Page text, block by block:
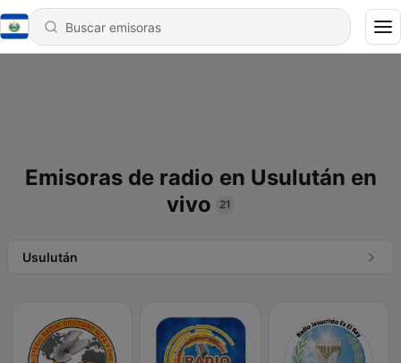
Emisoras de radio en Usulután en
vivo
21
Usulután